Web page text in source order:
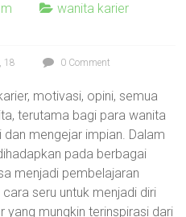
wanita karier
, 18 0 Comment
motivasi, opini, semua
terutama bagi para wanita
mengejar impian. Dalam
pada berbagai
menjadi pembelajaran
seru untuk menjadi diri
yang mungkin terinspirasi dari